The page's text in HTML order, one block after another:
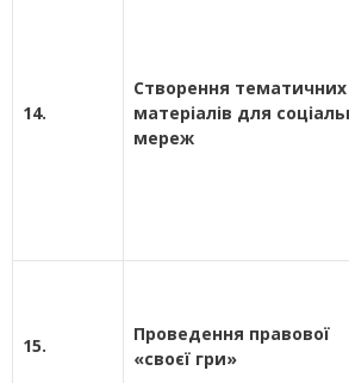
14.
Створення тематичних
матеріалів для
мереж
15.
Проведення правової
«своєї гри»